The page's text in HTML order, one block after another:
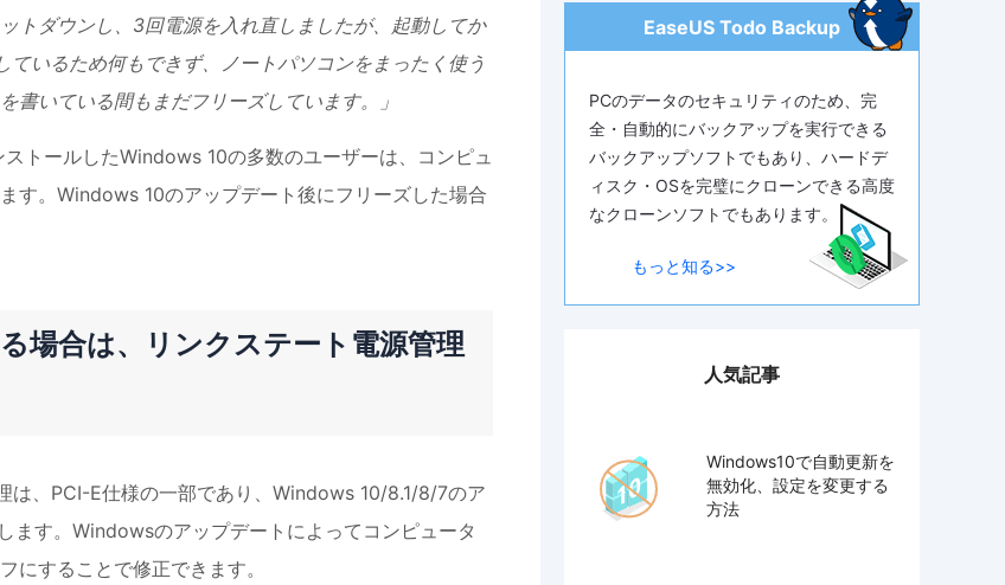
トダウンし、3回電源を入れ直しましたが、起動してか
いるため何もできず、ノートパソコンをまったく使う
書いている間もまだフリーズしています。」
トールしたWindows 10の多数のユーザーは、コンピュ
す。Windows 10のアップデート後にフリーズした場合
場合は、リンクステート電源管理
は、PCI-E仕様の一部であり、Windows 10/8.1/8/7のア
ます。Windowsのアップデートによってコンピュータ
にすることで修正できます。
EaseUS Todo Backup
PCのデータのセキュリティのため、完
全・自動的にバックアップを実行できる
バックアップソフトでもあり、ハードデ
ィスク・OSを完璧にクローンできる高度
なクローンソフトでもあります。
もっと知る>>
人気記事
Windows10で自動更新を
無効化、設定を変更する
方法